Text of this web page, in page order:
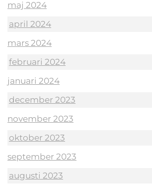
maj 2024
april 2024
mars 2024
februari 2024
januari 2024
december 2023
november 2023
oktober 2023
september 2023
augusti 2023